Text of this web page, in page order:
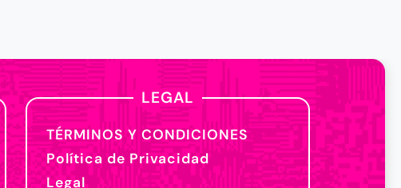
LEGAL
TÉRMINOS Y CONDICIONES
Política de Privacidad
Legal